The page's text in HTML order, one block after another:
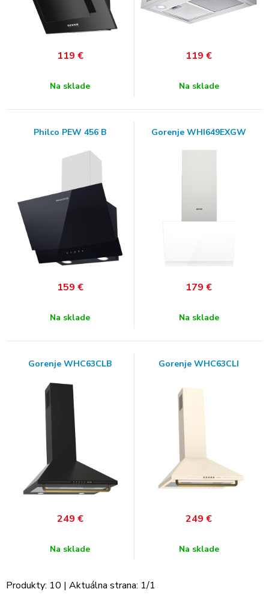
119 €
Na sklade
119 €
Na sklade
Philco PEW 456 B
159 €
Na sklade
Gorenje WHI649EXGW
179 €
Na sklade
Gorenje WHC63CLB
249 €
Na sklade
Gorenje WHC63CLI
249 €
Na sklade
Produkty: 10 | Aktuálna strana: 1/1